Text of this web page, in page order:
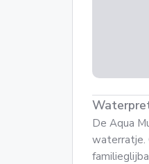
De Aqua
waterratje.